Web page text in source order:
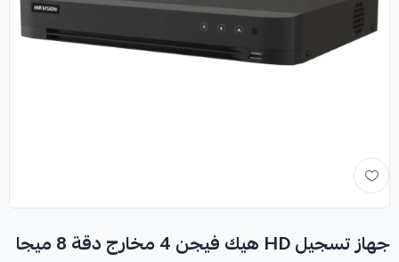
جهاز تسجيل HD هيك فيجن 4 مخارج دقة 8 ميجا